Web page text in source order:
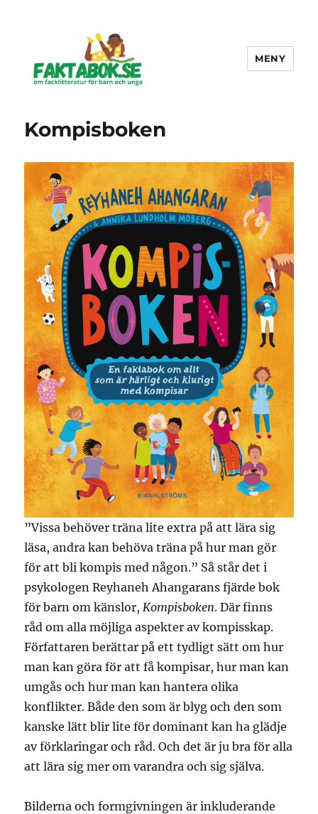
MENY
Kompisboken
”Vissa behöver träna lite extra på att lära sig
läsa, andra kan behöva träna på hur man gör
för att bli kompis med någon.” Så står det i
psykologen Reyhaneh Ahangarans fjärde bok
för barn om känslor, Kompisboken. Där finns
råd om alla möjliga aspekter av kompisskap.
Författaren berättar på ett tydligt sätt om hur
man kan göra för att få kompisar, hur man kan
umgås och hur man kan hantera olika
konflikter. Både den som är blyg och den som
kanske lätt blir lite för dominant kan ha glädje
av förklaringar och råd. Och det är ju bra för alla
att lära sig mer om varandra och sig själva.
Bilderna och formgivningen är inkluderande